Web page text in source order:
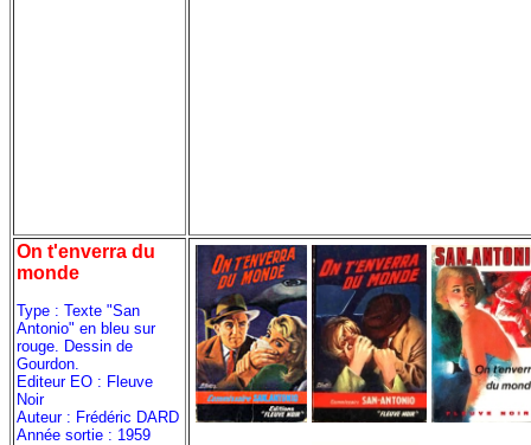
On t'enverra du
monde
Type : Texte "San
Antonio" en bleu sur
rouge. Dessin de
Gourdon.
Editeur EO : Fleuve
Noir
Auteur : Frédéric DARD
Année sortie : 1959